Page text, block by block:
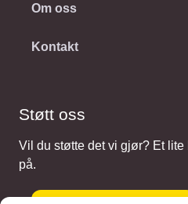
Om oss
Kontakt
Støtt oss
Vil du støtte det vi gjør? Et
på.